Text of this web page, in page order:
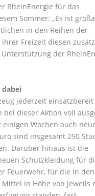
RheinEnergie für das
Sommer: „Es ist
in den Reihen der
Freizeit diesen
der
jederzeit einsatzbereit
bei dieser Aktion voll
einigen Wochen auch
sind insgesamt 250
Darüber hinaus ist die
Schutzkleidung für
Feuerwehr, für die in den
Mittel in Höhe von jeweils